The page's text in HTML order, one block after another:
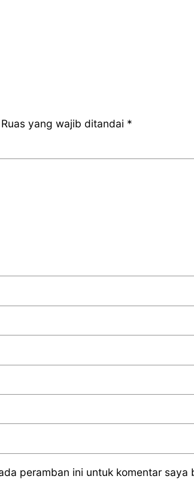
Ruas yang wajib ditandai *
peramban ini untuk komentar saya